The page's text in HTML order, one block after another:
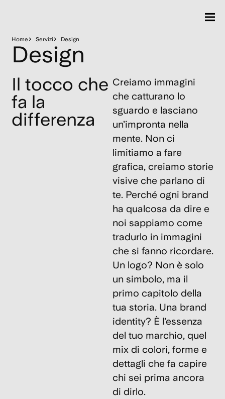
Home Servizi Design
Design
Il tocco che
fa la
differenza
Creiamo immagini
che catturano lo
sguardo e lasciano
un’impronta nella
mente. Non ci
limitiamo a fare
grafica, creiamo storie
visive che parlano di
te. Perché ogni brand
ha qualcosa da dire e
noi sappiamo come
tradurlo in immagini
che si fanno ricordare.
Un logo? Non è solo
un simbolo, ma il
primo capitolo della
tua storia. Una brand
identity? È l’essenza
del tuo marchio, quel
mix di colori, forme e
dettagli che fa capire
chi sei prima ancora
di dirlo.